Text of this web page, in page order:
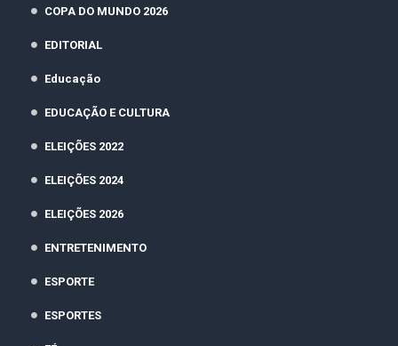
COPA DO MUNDO 2026
EDITORIAL
Educação
EDUCAÇÃO E CULTURA
ELEIÇÕES 2022
ELEIÇÕES 2024
ELEIÇÕES 2026
ENTRETENIMENTO
ESPORTE
ESPORTES